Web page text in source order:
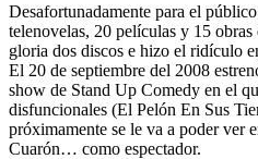
Desafortunadamente para el
telenovelas, 20 películas y 15
gloria dos discos e hizo el ridículo
El 20 de septiembre del 2008
show de Stand Up Comedy en el
disfuncionales (El Pelón En Sus
próximamente se le va a poder ver
Cuarón… como espectador.